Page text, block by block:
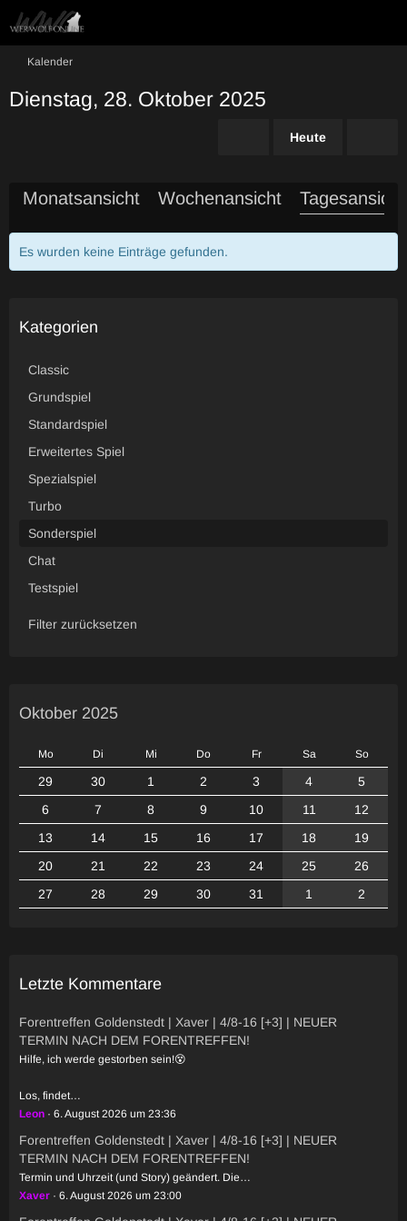
Kalender
Dienstag, 28. Oktober 2025
Heute
Monatsansicht Wochenansicht Tagesansicht
Es wurden keine Einträge gefunden.
Kategorien
Classic
Grundspiel
Standardspiel
Erweitertes Spiel
Spezialspiel
Turbo
Sonderspiel
Chat
Testspiel
Filter zurücksetzen
Oktober 2025
Mo Di Mi Do Fr Sa So
29 30 1 2 3 4
5
6
7 8 9 10 11
12
13
14 15 16 17 18
19
20
21 22 23 24 25
26
27
28 29 30 31 1 2
Letzte Kommentare
Forentreffen Goldenstedt | Xaver | 4/8-16 [+3] | NEUER
TERMIN NACH DEM FORENTREFFEN!
Hilfe, ich werde gestorben sein!😵
Los, findet…
Leon
6. August 2026 um 23:36
Forentreffen Goldenstedt | Xaver | 4/8-16 [+3] | NEUER
TERMIN NACH DEM FORENTREFFEN!
Termin und Uhrzeit (und Story) geändert. Die…
Xaver
6. August 2026 um 23:00